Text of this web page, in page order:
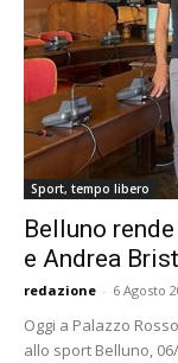
Sport, tempo libero
Belluno
e Andrea
redazione - 6 Agosto
Oggi a Palazzo
allo sport Belluno,